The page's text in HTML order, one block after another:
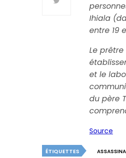
Ihiala
entre 19
Le
et le
du père
Source
ÉTIQUETTES